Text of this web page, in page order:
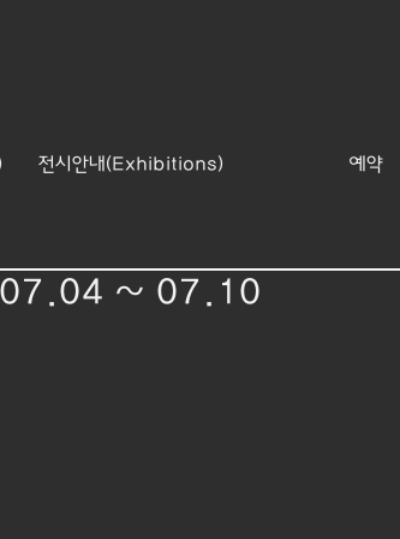
전시안내(Exhibitions) 예약
~ 07.10